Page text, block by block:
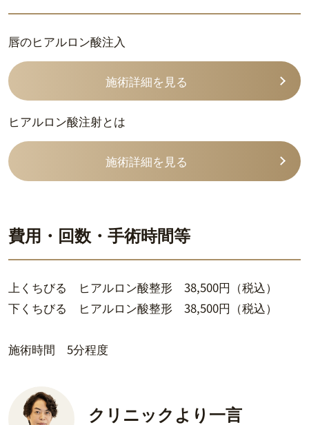
唇のヒアルロン酸注入
施術詳細を見る
ヒアルロン酸注射とは
施術詳細を見る
費用・回数・手術時間等
上くちびる ヒアルロン酸整形 38,500円（税込）
下くちびる ヒアルロン酸整形 38,500円（税込）
施術時間 5分程度
クリニックより一言